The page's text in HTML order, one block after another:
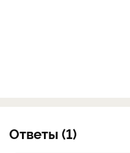
Ответы (1)